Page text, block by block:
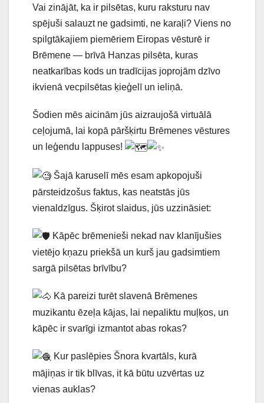
Vai zinājāt, ka ir pilsētas, kuru raksturu nav
spējuši salauzt ne gadsimti, ne karaļi? Viens no
spilgtākajiem piemēriem Eiropas vēsturē ir
Brēmene — brīvā Hanzas pilsēta, kuras
neatkarības kods un tradīcijas joprojām dzīvo
ikvienā vecpilsētas ķieģelī un ieliņā.
Šodien mēs aicinām jūs aizraujošā virtuālā
ceļojumā, lai kopā pāršķirtu Brēmenes vēstures
un leģendu lappuses!
Šajā karuselī mēs esam apkopojuši
pārsteidzošus faktus, kas neatstās jūs
vienaldzīgus. Šķirot slaidus, jūs uzzināsiet:
Kāpēc brēmenieši nekad nav klanījušies
vietējo kņazu priekšā un kurš jau gadsimtiem
sargā pilsētas brīvību?
Kā pareizi turēt slavenā Brēmenes
muzikantu ēzeļa kājas, lai nepaliktu muļķos, un
kāpēc ir svarīgi izmantot abas rokas?
Kur paslēpies Šnora kvartāls, kurā
mājiņas ir tik blīvas, it kā būtu uzvērtas uz
vienas auklas?